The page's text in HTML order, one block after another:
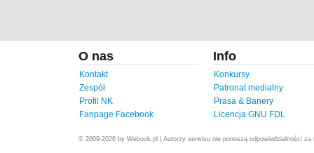
O nas
Kontakt
Zespół
Profil NK
Fanpage Facebook
Info
Konkursy
Patronat medialny
Prasa & Banery
Licencja GNU FDL
© 2009-2026 by Webook.pl | Autorzy serwisu nie ponoszą odpowiedzialności